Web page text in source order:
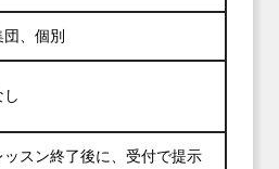
団、個別
し
ッスン終了後に、受付で提示